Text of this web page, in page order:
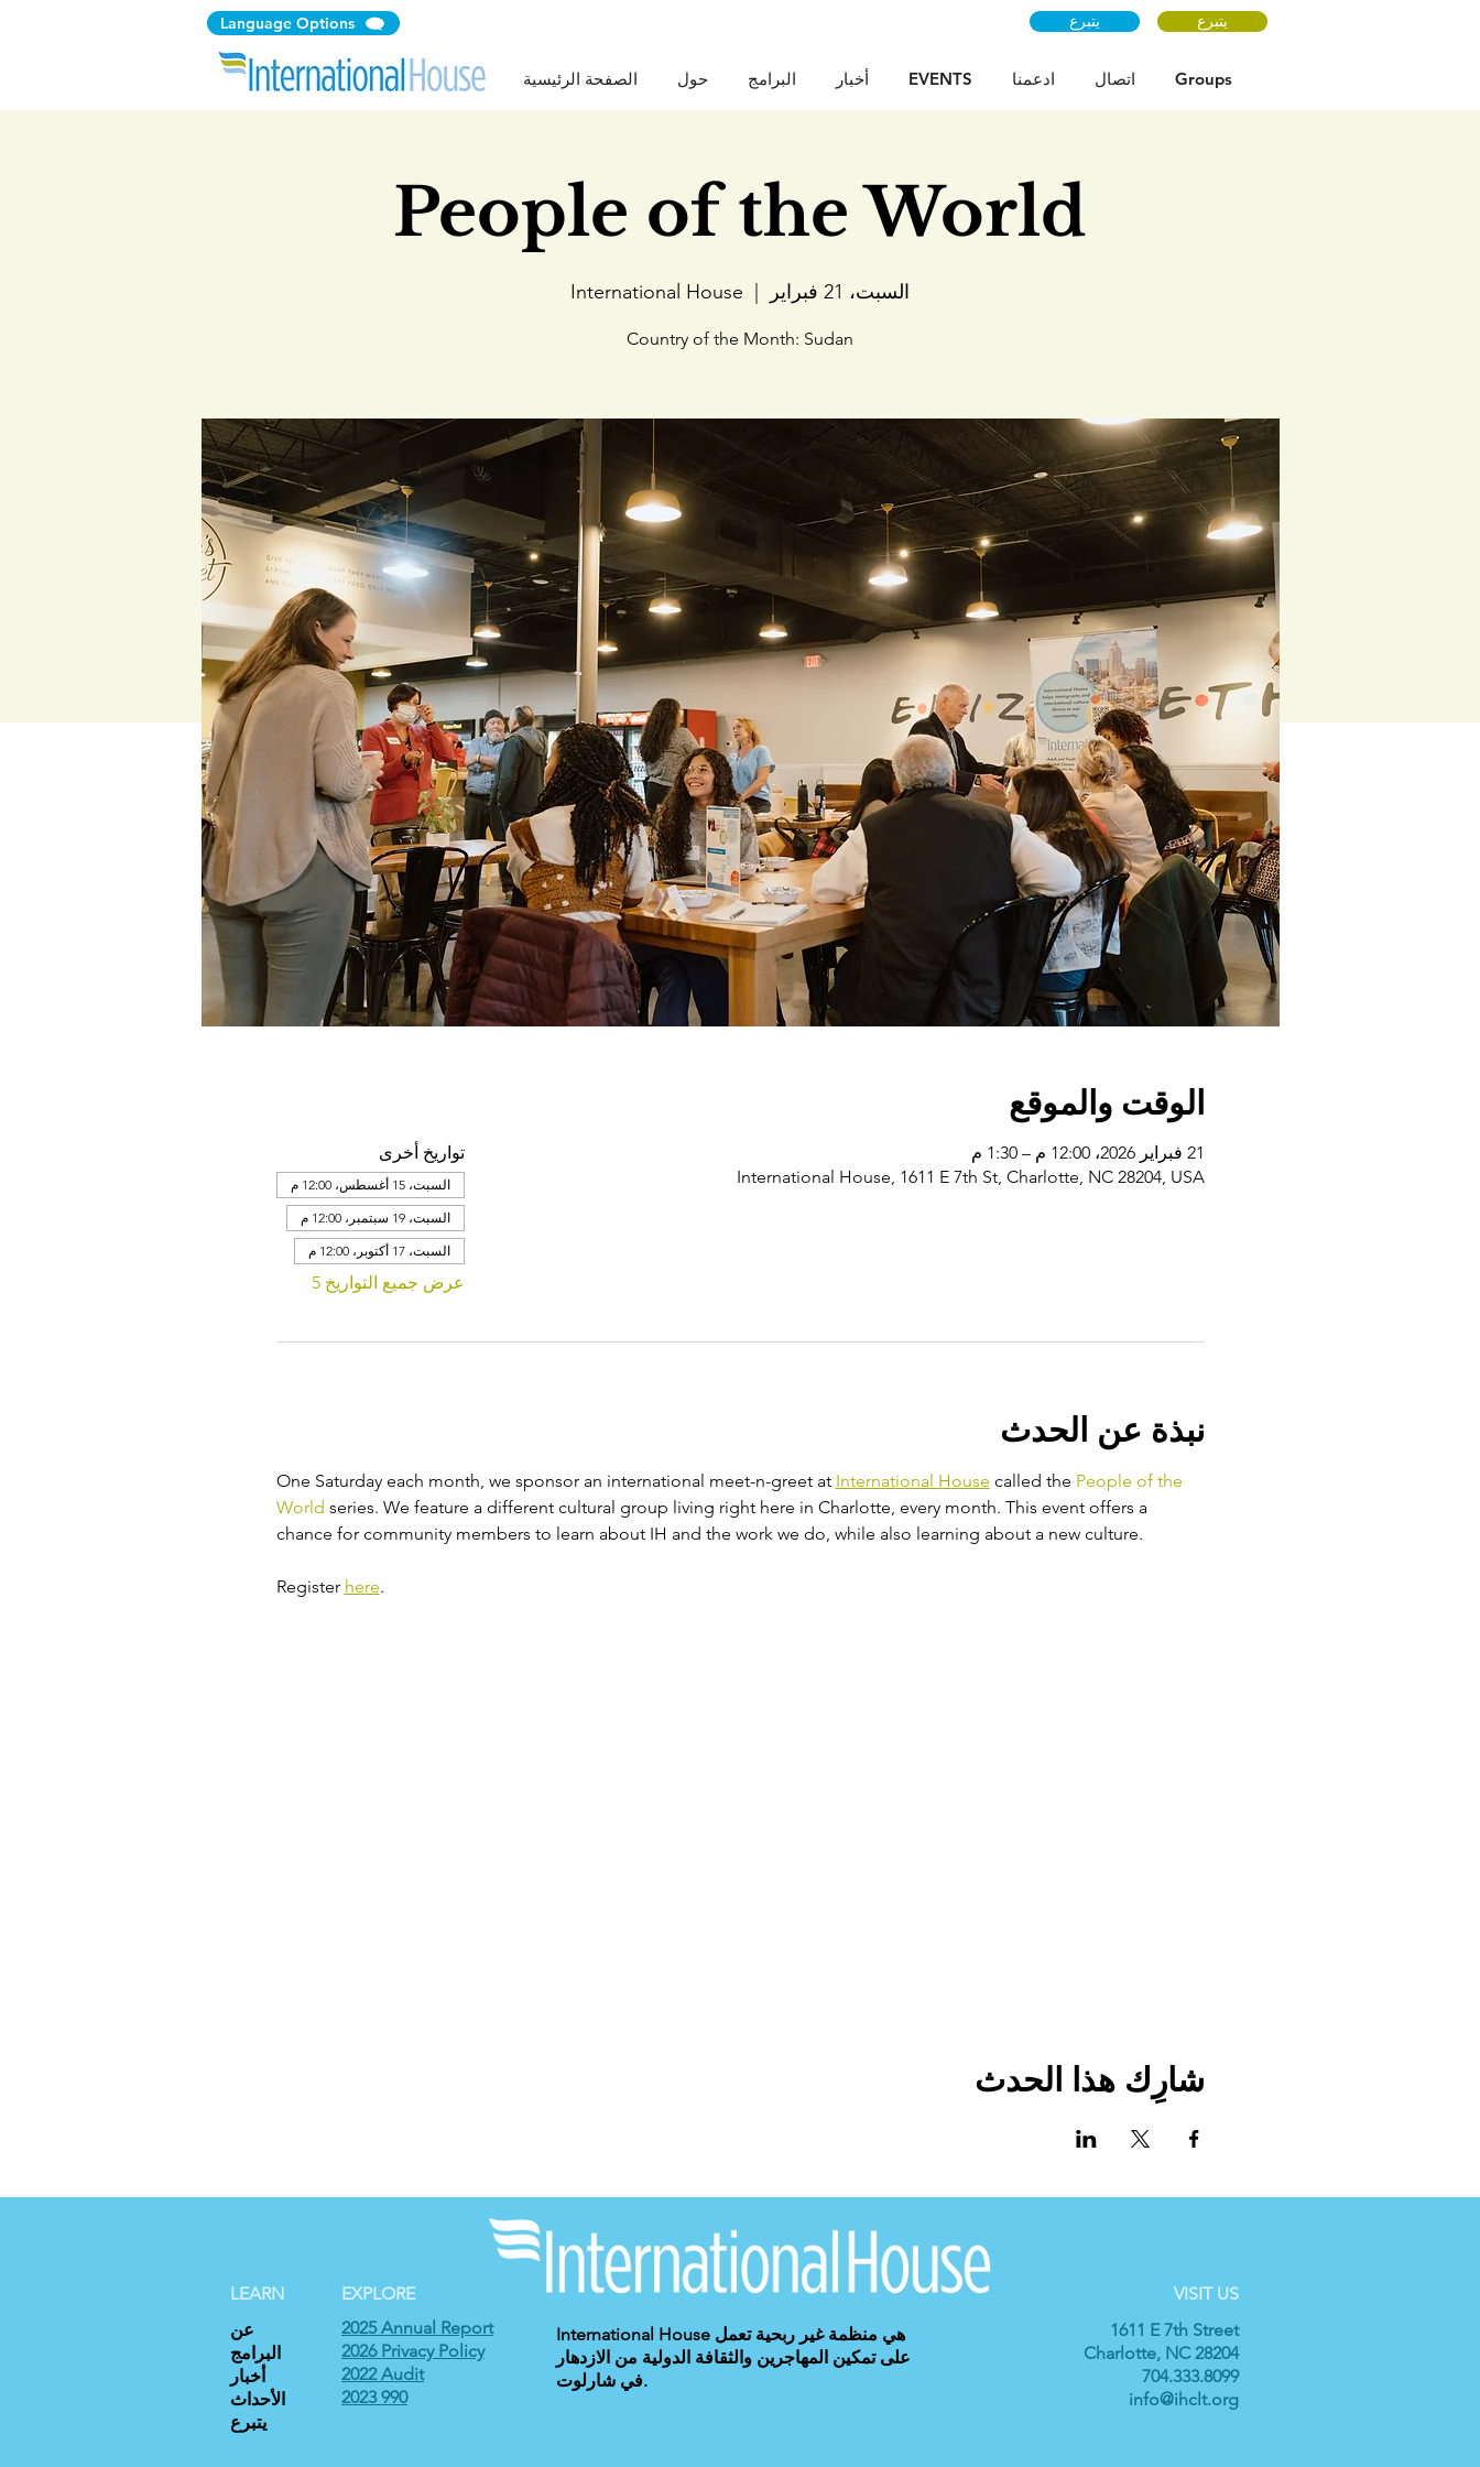
Language Options يتبرع يتبرع
الصفحة الرئيسية حول البرامج أخبار EVENTS ادعمنا اتصال Groups
People of the World
السبت، 21 فبراير International House
Country of the Month: Sudan
الوقت والموقع
21 فبراير 2026، 12:00 م – 1:30 م
International House, 1611 E 7th St, Charlotte, NC 28204, USA
تواريخ أخرى
السبت، 15 أغسطس، 12:00 م
السبت، 19 سبتمبر، 12:00 م
السبت، 17 أكتوبر، 12:00 م
عرض جميع التواريخ 5
نبذة عن الحدث
One Saturday each month, we sponsor an international meet-n-greet at International House called the People of the
World series. We feature a different cultural group living right here in Charlotte, every month. This event offers a
chance for community members to learn about IH and the work we do, while also learning about a new culture.
Register here.
شارِك هذا الحدث
2025 Annual Report
2026 Privacy Policy
2022 Audit
2023 990
LEARN
عن
البرامج
أخبار
الأحداث
يتبرع
International House هي منظمة غير ربحية تعمل
على تمكين المهاجرين والثقافة الدولية من الازدهار
في شارلوت.
VISIT US
1611 E 7th Street
Charlotte, NC 28204
704.333.8099
info@ihclt.org
EXPLORE